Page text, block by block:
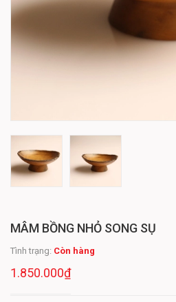
MÂM BỒNG NHỎ SONG SỤ
Tình trạng: Còn hàng
1.850.000₫